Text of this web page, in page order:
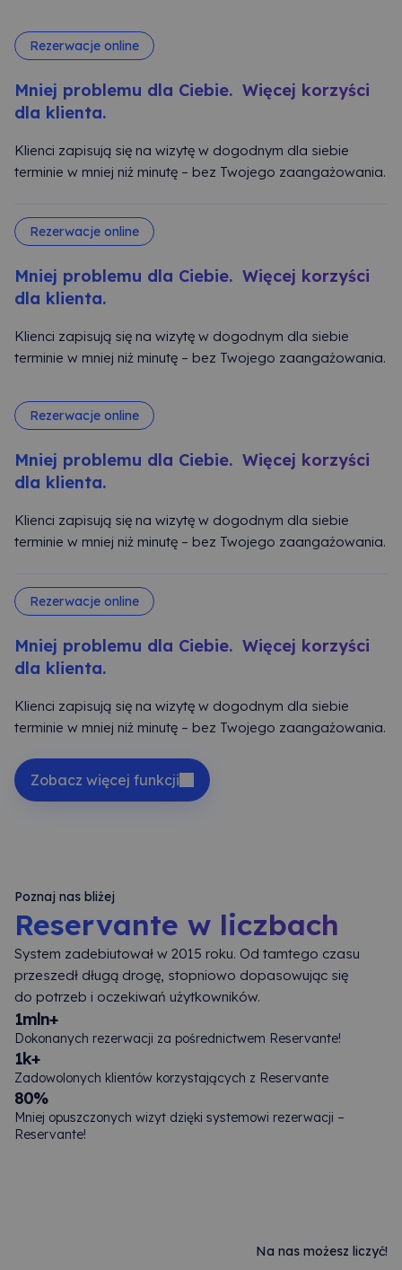
Rezerwacje online
Mniej problemu dla Ciebie. Więcej korzyści
dla klienta.
Klienci zapisują się na wizytę w dogodnym dla siebie
terminie w mniej niż minutę – bez Twojego zaangażowania.
Rezerwacje online
Mniej problemu dla Ciebie. Więcej korzyści
dla klienta.
Klienci zapisują się na wizytę w dogodnym dla siebie
terminie w mniej niż minutę – bez Twojego zaangażowania.
Rezerwacje online
Mniej problemu dla Ciebie. Więcej korzyści
dla klienta.
Klienci zapisują się na wizytę w dogodnym dla siebie
terminie w mniej niż minutę – bez Twojego zaangażowania.
Rezerwacje online
Mniej problemu dla Ciebie. Więcej korzyści
dla klienta.
Klienci zapisują się na wizytę w dogodnym dla siebie
terminie w mniej niż minutę – bez Twojego zaangażowania.
Zobacz więcej funkcji
Poznaj nas bliżej
Reservante w liczbach
System zadebiutował w 2015 roku. Od tamtego czasu
przeszedł długą drogę, stopniowo dopasowując się
do potrzeb i oczekiwań użytkowników.
1mln+
Dokonanych rezerwacji za pośrednictwem Reservante!
1k+
Zadowolonych klientów korzystających z Reservante
80%
Mniej opuszczonych wizyt dzięki systemowi rezerwacji –
Reservante!
Na nas możesz liczyć!